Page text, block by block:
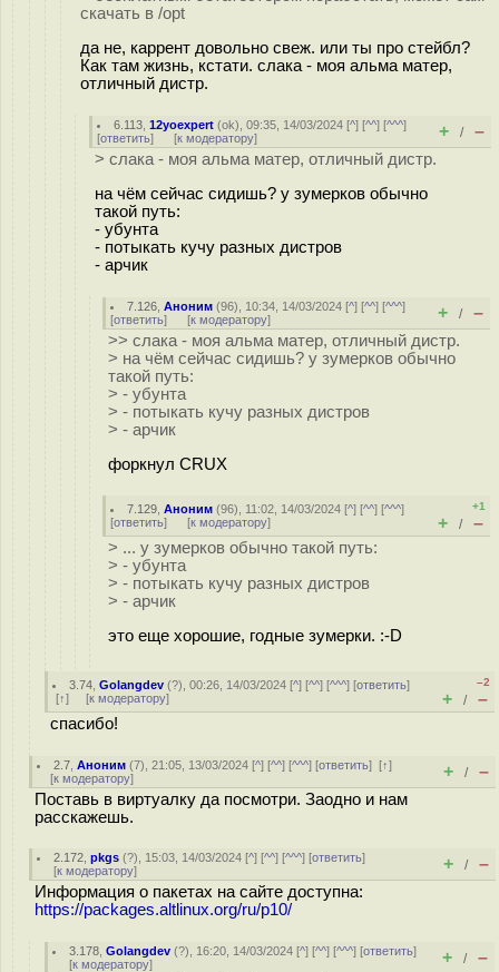
скачать в /opt
да не, каррент довольно свеж. или ты про стейбл?
Как там жизнь, кстати. слака - моя альма матер,
отличный дистр.
6.113 ,12yoexpert (ok), 09:35, 14/03/2024 [^] [^^] [^^^]
[ответить] [к модератору] + / –
> слака - моя альма матер, отличный дистр.
на чём сейчас сидишь? у зумерков обычно
такой путь:
- убунта
- потыкать кучу разных дистров
- арчик
7.126 ,Аноним (96), 10:34, 14/03/2024 [^] [^^] [^^^]
[ответить] [к модератору] + / –
>> слака - моя альма матер, отличный дистр.
> на чём сейчас сидишь? у зумерков обычно
такой путь:
> - убунта
> - потыкать кучу разных дистров
> - арчик
форкнул CRUX
7.129 ,Аноним (96), 11:02, 14/03/2024 [^] [^^] [^^^]
[ответить] [к модератору]
+1
+ / –
> ... у зумерков обычно такой путь:
> - убунта
> - потыкать кучу разных дистров
> - арчик
это еще хорошие, годные зумерки. :-D
3.74 ,Golangdev (?), 00:26, 14/03/2024 [^] [^^] [^^^] [ответить]
[↑] [к модератору]
–2
+ / –
спасибо!
2.7 ,Аноним (7), 21:05, 13/03/2024 [^] [^^] [^^^] [ответить][↑]
[к модератору] + / –
Поставь в виртуалку да посмотри. Заодно и нам
расскажешь.
2.172 ,pkgs (?), 15:03, 14/03/2024 [^] [^^] [^^^] [ответить]
[к модератору] + / –
Информация о пакетах на сайте доступна:
https://packages.altlinux.org/ru/p10/
3.178 ,Golangdev (?), 16:20, 14/03/2024 [^] [^^] [^^^] [ответить]
[к модератору] + / –